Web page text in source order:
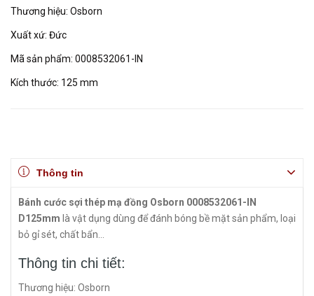
Thương hiệu: Osborn
Xuất xứ: Đức
Mã sản phẩm: 0008532061-IN
Kích thước: 125 mm
Thông tin
Bánh cước sợi thép mạ đồng Osborn 0008532061-IN
D125mm là vật dụng dùng để đánh bóng bề mặt sản phẩm, loại
bỏ gỉ sét, chất bẩn...
Thông tin chi tiết:
Thương hiệu: Osborn